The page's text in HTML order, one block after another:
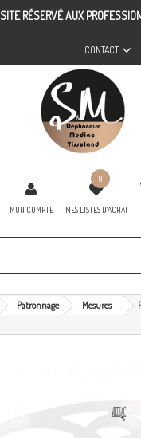
SITE RÉSERVÉ AUX
CONTACT
MON COMPTE
0
MES LISTES D'ACHAT
Patronnage Mesures